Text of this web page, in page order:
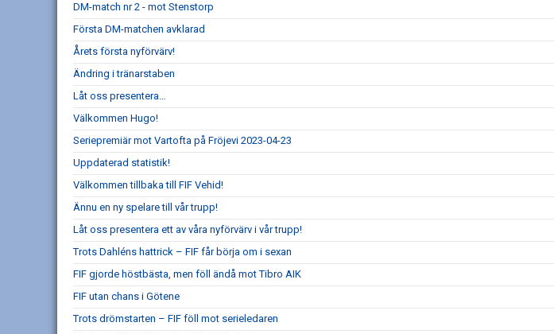
DM-match nr 2 - mot Stenstorp
Första DM-matchen avklarad
Årets första nyförvärv!
Ändring i tränarstaben
Låt oss presentera…
Välkommen Hugo!
Seriepremiär mot Vartofta på Fröjevi 2023-04-23
Uppdaterad statistik!
Välkommen tillbaka till FIF Vehid!
Ännu en ny spelare till vår trupp!
Låt oss presentera ett av våra nyförvärv i vår trupp!
Trots Dahléns hattrick – FIF får börja om i sexan
FIF gjorde höstbästa, men föll ändå mot Tibro AIK
FIF utan chans i Götene
Trots drömstarten – FIF föll mot serieledaren